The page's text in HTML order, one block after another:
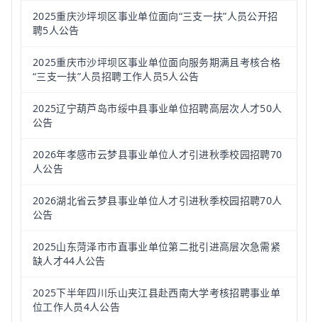
2025重庆沙坪坝区事业单位面向“三支一扶”人员公开招
聘5人公告
2025重庆市沙坪坝区事业单位面向服务期满且考核合格
“三支一扶”人员招聘工作人员5人公告
2025辽宁葫芦岛市绥中县事业单位招聘高层次人才50人
公告
2026年孝感市云梦县事业单位人才引进秋季校园招聘70
人公告
2026湖北省云梦县事业单位人才引进秋季校园招聘70人
公告
2025山东菏泽市市直事业单位第二批引进高层次急需紧
缺人才44人公告
2025下半年四川乐山夹江县赴西南大学考核招聘事业单
位工作人员4人公告